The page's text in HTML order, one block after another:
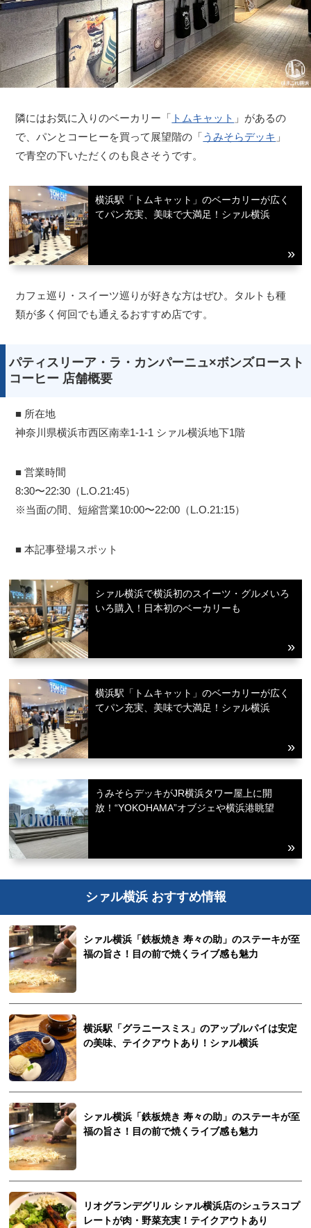
隣にはお気に入りのベーカリー「 トムキャット 」があるの
で、パンとコーヒーを買って展望階の「うみそらデッキ 」
で青空の下いただくのも良さそうです。
横浜駅「トムキャット」のベーカリーが広く
てパン充実、美味で大満足！シァル横浜
カフェ巡り・スイーツ巡りが好きな方はぜひ。タルトも種
類が多く何回でも通えるおすすめ店です。
パティスリーア・ラ・カンパーニュ×ボンズロースト
コーヒー 店舗概要
■ 所在地
神奈川県横浜市西区南幸1-1-1 シァル横浜地下1階
■ 営業時間
8:30〜22:30（L.O.21:45）
※当面の間、短縮営業10:00〜22:00（L.O.21:15）
■ 本記事登場スポット
シァル横浜で横浜初のスイーツ・グルメいろ
いろ購入！日本初のベーカリーも
横浜駅「トムキャット」のベーカリーが広く
てパン充実、美味で大満足！シァル横浜
うみそらデッキがJR横浜タワー屋上に開
放！“YOKOHAMA”オブジェや横浜港眺望
シァル横浜 おすすめ情報
シァル横浜「鉄板焼き 寿々の助」のステーキが至
福の旨さ！目の前で焼くライブ感も魅力
横浜駅「グラニースミス」のアップルパイは安定
の美味、テイクアウトあり！シァル横浜
シァル横浜「鉄板焼き 寿々の助」のステーキが至
福の旨さ！目の前で焼くライブ感も魅力
リオグランデグリル シァル横浜店のシュラスコプ
レートが肉・野菜充実！テイクアウトあり